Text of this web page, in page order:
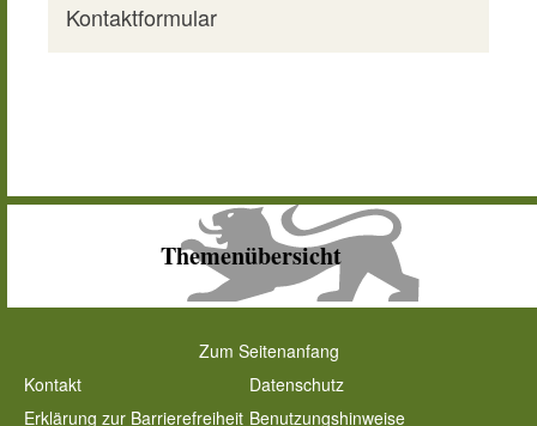
Kontaktformular
Themenübersicht
Zum Seitenanfang
Kontakt
Datenschutz
Erklärung zur Barrierefreiheit Benutzungshinweise